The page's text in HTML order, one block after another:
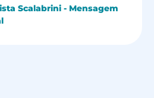
Scalabrini - Mensagem